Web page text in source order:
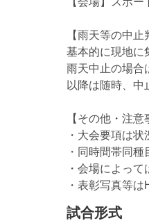
【雨天等の中止
基本的に現地に
雨天中止の場合
以降は随時、中
【その他・注意
・大会要項は
・同時間帯同
・会場によっ
・表彰写真等
試合形式